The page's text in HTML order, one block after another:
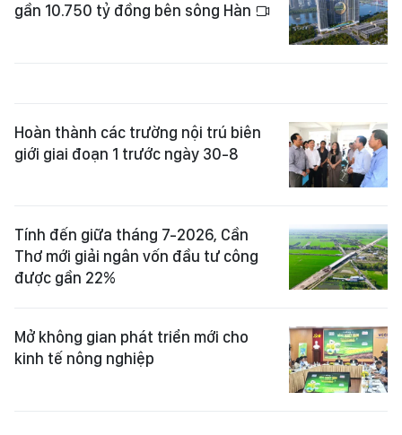
gần 10.750 tỷ đồng bên sông Hàn
Hoàn thành các trường nội trú biên
giới giai đoạn 1 trước ngày 30-8
Tính đến giữa tháng 7-2026, Cần
Thơ mới giải ngân vốn đầu tư công
được gần 22%
Mở không gian phát triển mới cho
kinh tế nông nghiệp